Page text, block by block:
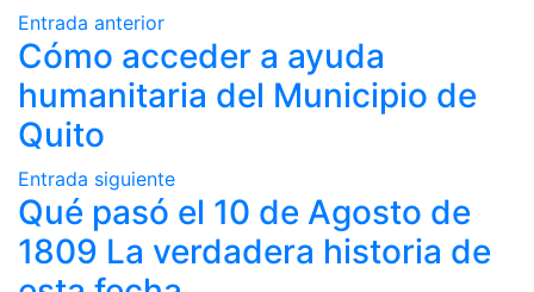
Entrada anterior
Cómo acceder a ayuda
humanitaria del Municipio de
Quito
Entrada siguiente
Qué pasó el 10 de Agosto de
1809 La verdadera historia de